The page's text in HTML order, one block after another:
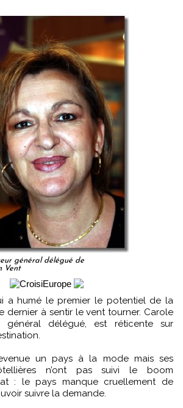
général délégué de
Vent
dernier à sentir le vent tourner. Carole
général délégué, est réticente sur
un pays à la mode mais ses
n’ont pas suivi le boom
: le pays manque cruellement de
suivre la demande.